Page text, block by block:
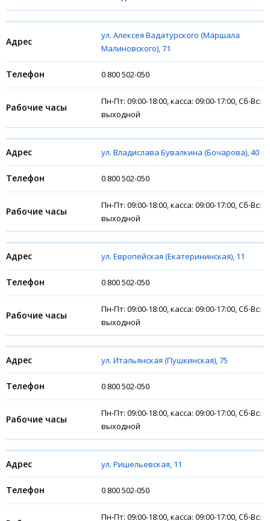
ул. Алексея Вадатурского (Маршала
Малиновского), 71
0 800 502-050
Пн-Пт: 09:00-18:00, касса: 09:00-17:00, Сб-Вс:
выходной
ул. Владислава Бувалкина (Бочарова), 40
0 800 502-050
Пн-Пт: 09:00-18:00, касса: 09:00-17:00, Сб-Вс:
выходной
ул. Европейская (Екатерининская), 11
0 800 502-050
Пн-Пт: 09:00-18:00, касса: 09:00-17:00, Сб-Вс:
выходной
ул. Итальянская (Пушкинская), 75
0 800 502-050
Пн-Пт: 09:00-18:00, касса: 09:00-17:00, Сб-Вс:
выходной
ул. Ришельевская, 11
0 800 502-050
Пн-Пт: 09:00-18:00, касса: 09:00-17:00, Сб-Вс: